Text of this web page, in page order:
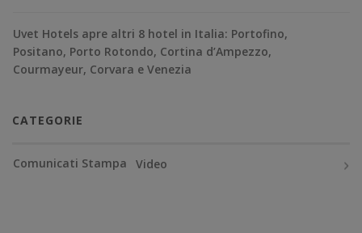
Uvet Hotels apre altri 8 hotel in Italia: Portofino,
Positano, Porto Rotondo, Cortina d’Ampezzo,
Courmayeur, Corvara e Venezia
CATEGORIE
Comunicati Stampa Video